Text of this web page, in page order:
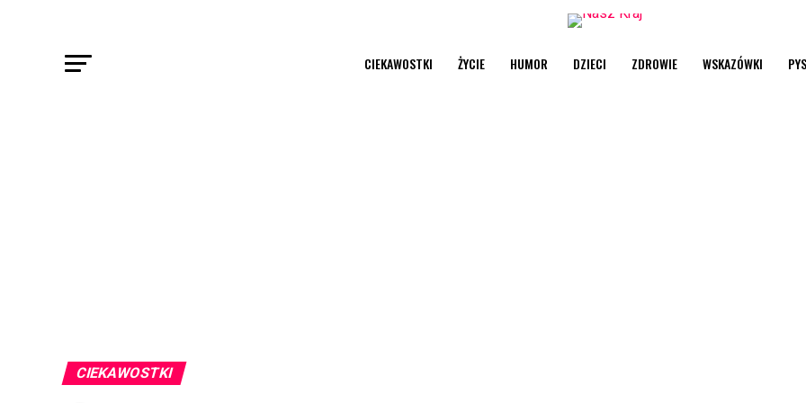
CIEKAWOSTKI ŻYCIE HUMOR DZIECI ZDROWIE WSKAZÓWKI
CIEKAWOSTKI